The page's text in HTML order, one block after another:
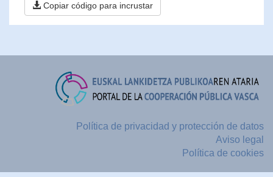
Copiar código para incrustar
Política de privacidad y protección de datos
Aviso legal
Política de cookies